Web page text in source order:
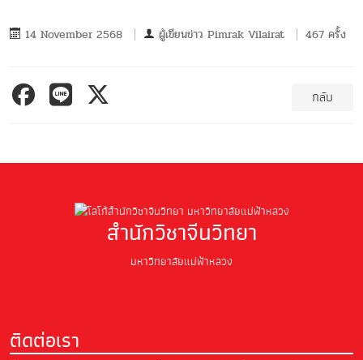
14 November 2568 ผู้เขียนข่าว Pimrak Vilairat 467 ครั้ง
กลับ
สำนักวิชาจีนวิทยา
มหาวิทยาลัยแม่ฟ้าหลวง
ติดต่อเรา